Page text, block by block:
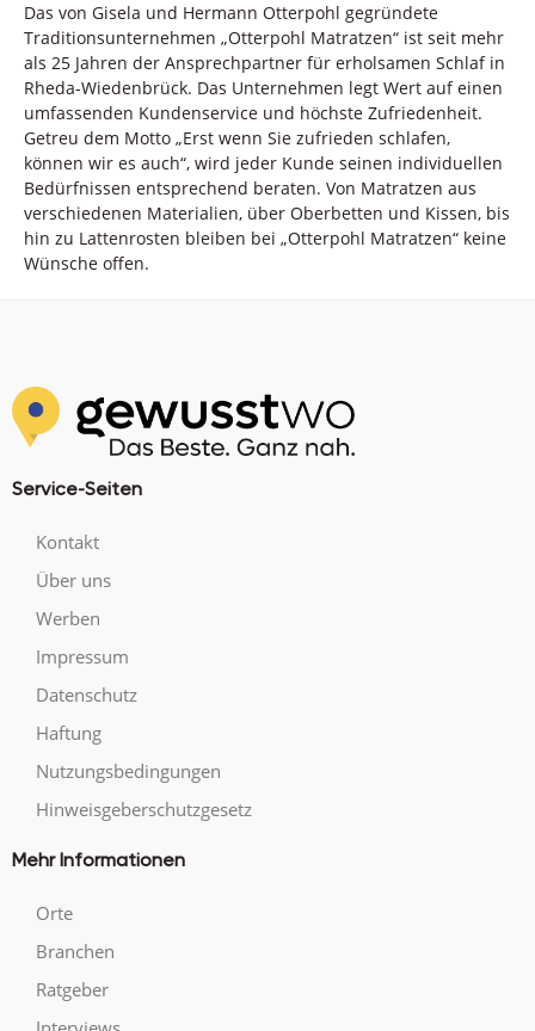
Das von Gisela und Hermann Otterpohl gegründete
Traditionsunternehmen „Otterpohl Matratzen“ ist seit mehr
als 25 Jahren der Ansprechpartner für erholsamen Schlaf in
Rheda-Wiedenbrück. Das Unternehmen legt Wert auf einen
umfassenden Kundenservice und höchste Zufriedenheit.
Getreu dem Motto „Erst wenn Sie zufrieden schlafen,
können wir es auch“, wird jeder Kunde seinen individuellen
Bedürfnissen entsprechend beraten. Von Matratzen aus
verschiedenen Materialien, über Oberbetten und Kissen, bis
hin zu Lattenrosten bleiben bei „Otterpohl Matratzen“ keine
Wünsche offen.
Service-Seiten
Kontakt
Über uns
Werben
Impressum
Datenschutz
Haftung
Nutzungsbedingungen
Hinweisgeberschutzgesetz
Mehr Informationen
Orte
Branchen
Ratgeber